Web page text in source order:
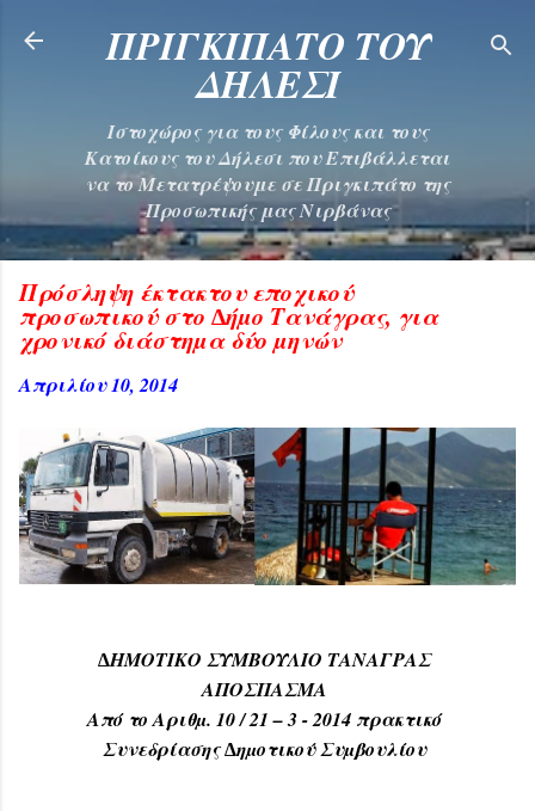
Μετάβαση στο κύριο περιεχόμενο
ΠΡΙΓΚΙΠΑΤΟ ΤΟΥ
ΔΗΛΕΣΙ
Ιστοχώρος για τους Φίλους και τους
Κατοίκους του Δήλεσι που Επιβάλλεται
να το Μετατρέψουμε σε Πριγκιπάτο της
Προσωπικής μας Νιρβάνας
Πρόσληψη έκτακτου εποχικού
προσωπικού στο ∆ήµο Τανάγρας, για
χρονικό διάστηµα δύο µηνών
Απριλίου 10, 2014
∆ΗΜΟΤΙΚΟ ΣΥΜΒΟΥΛΙΟ ΤΑΝΑΓΡΑΣ
ΑΠΟΣΠΑΣΜΑ
Από το Αριθµ. 10 / 21 – 3 - 2014 πρακτικό
Συνεδρίασης ∆ηµοτικού Συµβουλίου